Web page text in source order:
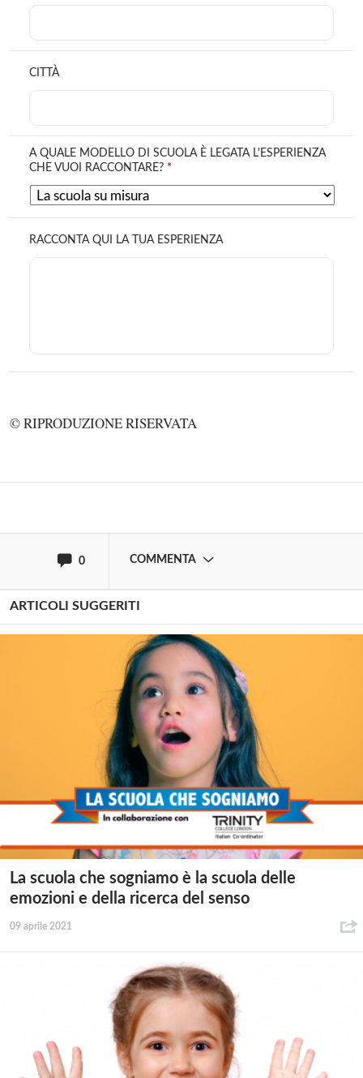
CITTÀ
A QUALE MODELLO DI SCUOLA È LEGATA L'ESPERIENZA
CHE VUOI RACCONTARE? *
RACCONTA QUI LA TUA ESPERIENZA
© RIPRODUZIONE RISERVATA
0 COMMENTA
Solo gli utenti registrati possono
ARTICOLI SUGGERITI
La scuola che sogniamo è la scuola delle
emozioni e della ricerca del senso
09 aprile 2021